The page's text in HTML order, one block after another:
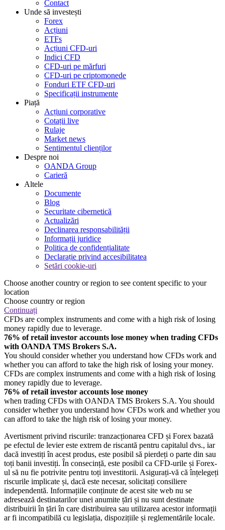
Contact
Unde să investești
Forex
Acțiuni
ETFs
Acțiuni CFD-uri
Indici CFD
CFD-uri pe mărfuri
CFD-uri pe criptomonede
Fonduri ETF CFD-uri
Specificații instrumente
Piață
Acțiuni corporative
Cotații live
Rulaje
Market news
Sentimentul clienților
Despre noi
OANDA Group
Carieră
Altele
Documente
Blog
Securitate cibernetică
Actualizări
Declinarea responsabilității
Informații juridice
Politica de confidențialitate
Declarație privind accesibilitatea
Setări cookie-uri
Choose another country or region to see content specific to your
location
Choose country or region
Continuați
CFDs are complex instruments and come with a high risk of losing
money rapidly due to leverage.
76% of retail investor accounts lose money when trading CFDs
with OANDA TMS Brokers S.A.
You should consider whether you understand how CFDs work and
whether you can afford to take the high risk of losing your money.
CFDs are complex instruments and come with a high risk of losing
money rapidly due to leverage.
76% of retail investor accounts lose money
when trading CFDs with OANDA TMS Brokers S.A. You should
consider whether you understand how CFDs work and whether you
can afford to take the high risk of losing your money.
Avertisment privind riscurile: tranzacționarea CFD și Forex bazată
pe efectul de levier este extrem de riscantă pentru capitalul dvs., iar
dacă investiți în acest produs, este posibil să pierdeți o parte din sau
toți banii investiți. În consecință, este posibil ca CFD-urile și Forex-
ul să nu fie potrivite pentru toți investitorii. Asigurați-vă că înțelegeți
riscurile implicate și, dacă este necesar, solicitați consiliere
independentă. Informațiile conținute de acest site web nu se
adresează destinatarilor unei anumite țări și nu sunt destinate
distribuirii în țări în care distribuirea sau utilizarea acestor informații
ar fi incompatibilă cu legislația, dispozițiile și reglementările locale.